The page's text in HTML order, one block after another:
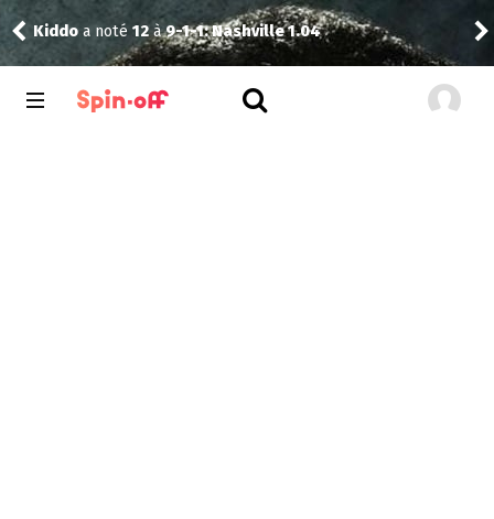
Kiddo a noté 12 à9-1-1: Nashville 1.04